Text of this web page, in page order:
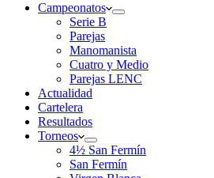
Campeonatos
Serie B
Parejas
Manomanista
Cuatro y Medio
Parejas LENC
Actualidad
Cartelera
Resultados
Torneos
4½ San Fermín
San Fermín